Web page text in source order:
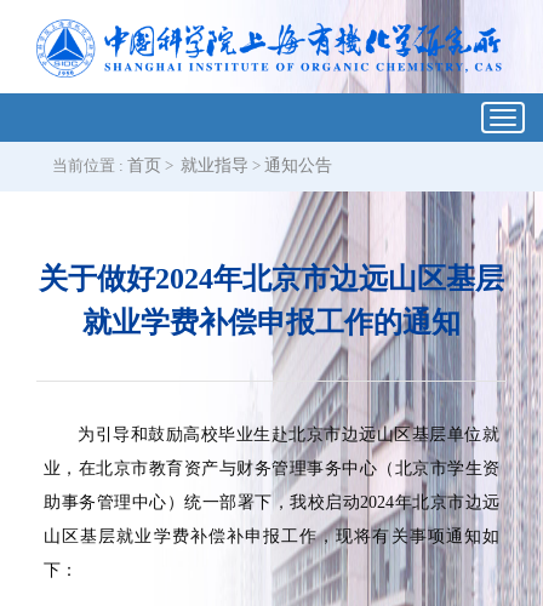
当前位置 : 首页 > 就业指导 > 通知公告
关于做好2024年北京市边远山区基层
就业学费补偿申报工作的通知
为引导和鼓励高校毕业生赴北京市边远山区基层单位就
业，在北京市教育资产与财务管理事务中心（北京市学生资
助事务管理中心）统一部署下，我校启动2024年北京市边远
山区基层就业学费补偿补申报工作，现将有关事项通知如
下：